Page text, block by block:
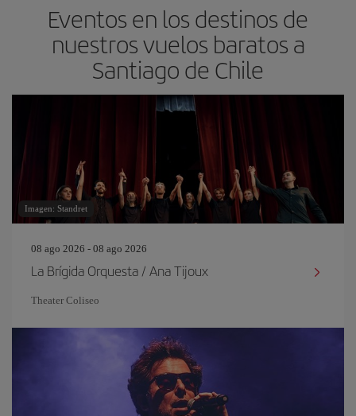
Eventos en los destinos de
nuestros vuelos baratos a
Santiago de Chile
Imagen: Standret
08 ago 2026 - 08 ago 2026
La Brígida Orquesta / Ana Tijoux
Theater Coliseo